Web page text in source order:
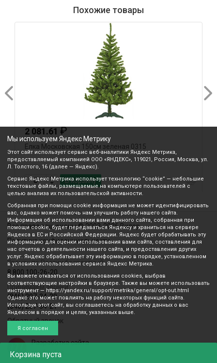
Корзина пуста
Похожие товары
2 081.61 ₽
Елка Московская 150см зеленая 0315
В корзину
Все права защищены © 2003-2026 Вилор
Политика конфиденциальности
Звонок по России бесплатный
8 800 100-26-20
Принимаем звонки
(846) 207-34-20
(846) 207-34-21
Обратный звонок
Разработка сайта
mediaidea
Мы используем Яндекс Метрику
Этот сайт использует сервис веб-аналитики Яндекс Метрика,
предоставляемый компанией ООО «ЯНДЕКС», 119021, Россия, Москва, ул.
Л. Толстого, 16 (далее — Яндекс).
Сервис Яндекс Метрика использует технологию “cookie” — небольшие
текстовые файлы, размещаемые на компьютере пользователей с
целью анализа их пользовательской активности.
Собранная при помощи cookie информация не может идентифицировать
вас, однако может помочь нам улучшить работу нашего сайта.
Информация об использовании вами данного сайта, собранная при
помощи cookie, будет передаваться Яндексу и храниться на сервере
Яндекса в ЕС и Российской Федерации. Яндекс будет обрабатывать эту
информацию для оценки использования вами сайта, составления для
нас отчетов о деятельности нашего сайта, и предоставления других
услуг. Яндекс обрабатывает эту информацию в порядке, установленном
в условиях использования сервиса Яндекс Метрика.
Вы можете отказаться от использования cookies, выбрав
соответствующие настройки в браузере. Также вы можете использовать
инструмент — https://yandex.ru/support/metrika/general/opt-out.html
Однако это может повлиять на работу некоторых функций сайта.
Используя этот сайт, вы соглашаетесь на обработку данных о вас
Яндексом в порядке и целях, указанных выше.
Я согласен